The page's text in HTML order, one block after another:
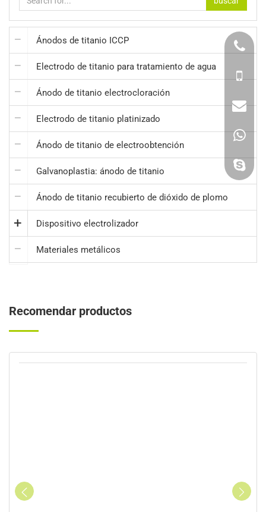
Ánodos de titanio ICCP
Electrodo de titanio para tratamiento de agua
Ánodo de titanio electrocloración
Electrodo de titanio platinizado
Ánodo de titanio de electroobtención
Galvanoplastia: ánodo de titanio
Ánodo de titanio recubierto de dióxido de plomo
Dispositivo electrolizador
Materiales metálicos
Recomendar productos